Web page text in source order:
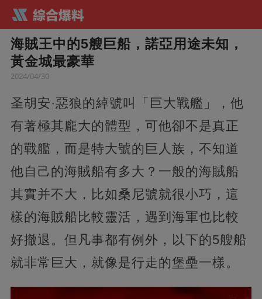
海賊王中的5艘巨船，諾亞用途未知，
黃金城最豪華
2024/04/30
圣胡安·惡狼的綽號叫「巨大戰艦」，他
有著極其龐大的體型，可他卻不是真正
的戰艦，而是特大號的巨人族，不知道
他自己的海賊船有多大？一般的海賊船
其實并不大，比如桑尼號就很小巧，這
樣的海賊船比較靈活，遇到海軍也比較
好撤退。但凡事都有例外，以下的5艘船
就非常巨大，就像是行走的堡壘一樣。